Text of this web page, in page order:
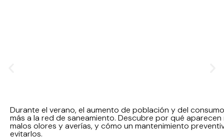
Durante el verano, el aumento de población y del
más a la red de saneamiento. Descubre por qué aparecen
malos olores y averías, y cómo un mantenimiento
evitarlos.